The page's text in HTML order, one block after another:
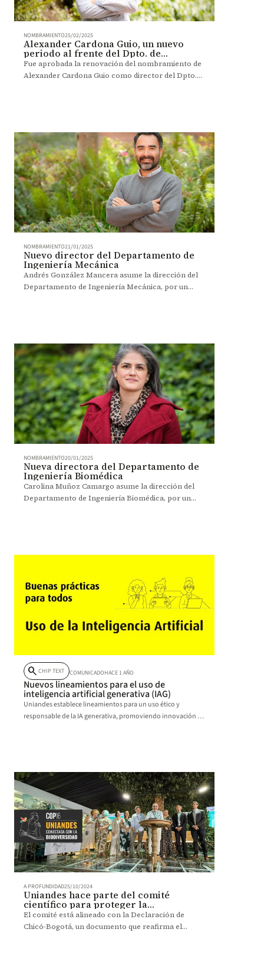
NOMBRAMIENTO25/02/2025
Alexander Cardona Guio, un nuevo
periodo al frente del Dpto. de
Matemáticas
Fue aprobada la renovación del nombramiento de
Alexander Cardona Guio como director del Dpto.
NOMBRAMIENTO21/01/2025
Nuevo director del Departamento de
Ingeniería Mecánica
Andrés González Mancera asume la dirección del
Departamento de Ingeniería Mecánica, por un
NOMBRAMIENTO20/01/2025
Nueva directora del Departamento de
Ingeniería Biomédica
Carolina Muñoz Camargo asume la dirección del
Departamento de Ingeniería Biomédica, por un
search CHIP TEXT COMUNICADOHACE 1 AÑO
Nuevos lineamientos para el uso de
inteligencia artificial generativa (IAG)
Uniandes establece lineamientos para un uso ético y
responsable de la IA generativa, promoviendo innovación y
A PROFUNDIDAD25/10/2024
Uniandes hace parte del comité
científico para proteger la
biodiversidad
El comité está alineado con la Declaración de
Chicó-Bogotá, un documento que reafirma el